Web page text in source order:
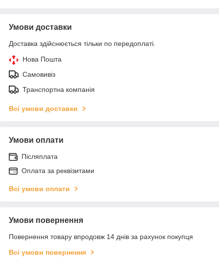
Умови доставки
Доставка здійснюється тільки по передоплаті.
Нова Пошта
Самовивіз
Транспортна компанія
Всі умови доставки
Умови оплати
Післяплата
Оплата за реквізитами
Всі умови оплати
Умови повернення
Повернення товару впродовж 14 днів за рахунок покупця
Всі умови повернення